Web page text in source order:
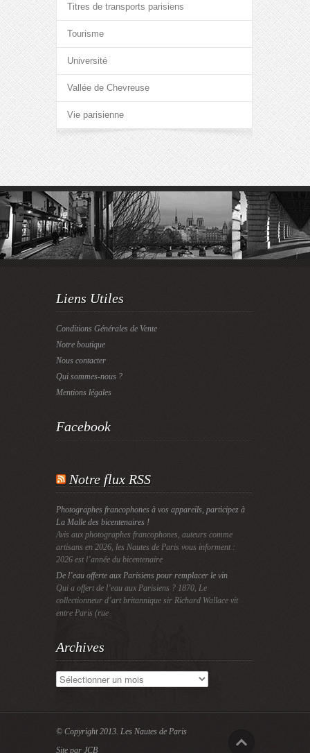
Titres de transports parisiens
Tourisme
Université
Vallée de Chevreuse
Vie parisienne
Liens Utiles
Conditions Générales de Vente
Notre boutique
Nous contacter
Qui sommes-nous ?
Mentions légales
Facebook
Notre flux RSS
Photographes francophones à vos appareils, participez à
La Malle des bicentenaires !
Avis aux photographes francophones, auteurs comme
artisans en 2026, les Nautes de Paris vous informent :
2026 est l’année du bicentenaire
De l’eau offerte aux Parisiens pour remplacer le vin
Qui a offert de l’eau aux Parisiens ? 1870, Le
collectionneur d’art britannique sir Richard Wallace vit
entre Paris (rue
Archives
Archives
© Copyright 2013. Les Nautes de Paris
Site par JCB